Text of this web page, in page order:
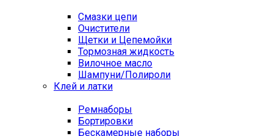
Смазки цепи
Очистители
Щетки и Цепемойки
Тормозная жидкость
Вилочное масло
Шампуни/Полироли
Клей и латки
Ремнаборы
Бортировки
Бескамерные наборы